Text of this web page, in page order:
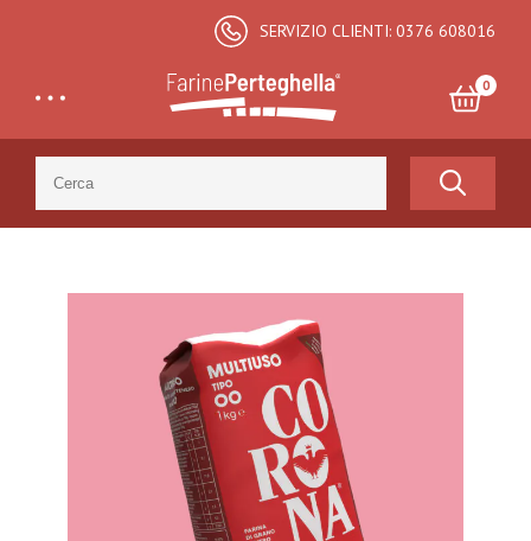
SERVIZIO CLIENTI: 0376 608016
0
Totale: €0,00
CARRELLO E CHECKOUT
Search
for: